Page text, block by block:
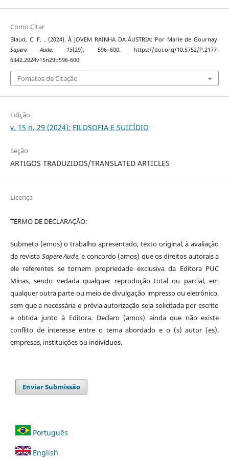
Como Citar
Blaud, C. F. . (2024). À JOVEM RAINHA DA ÁUSTRIA: Por Marie de Gournay.
Sapere Aude, 15(29), 596–600. https://doi.org/10.5752/P.2177-
6342.2024v15n29p596-600
Fomatos de Citação
Edição
v. 15 n. 29 (2024): FILOSOFIA E SUICÍDIO
Seção
ARTIGOS TRADUZIDOS/TRANSLATED ARTICLES
Licença
TERMO DE DECLARAÇÃO:
Submeto (emos) o trabalho apresentado, texto original, à avaliação
da revista Sapere Aude, e concordo (amos) que os direitos autorais a
ele referentes se tornem propriedade exclusiva da Editora PUC
Minas, sendo vedada qualquer reprodução total ou parcial, em
qualquer outra parte ou meio de divulgação impresso ou eletrônico,
sem que a necessária e prévia autorização seja solicitada por escrito
e obtida junto à Editora. Declaro (amos) ainda que não existe
conflito de interesse entre o tema abordado e o (s) autor (es),
empresas, instituições ou indivíduos.
Enviar Submissão
Português
English